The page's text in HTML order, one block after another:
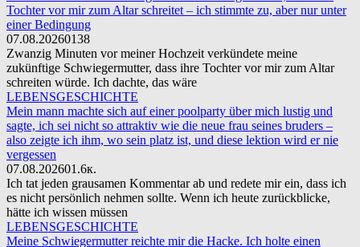
Tochter vor mir zum Altar schreitet – ich stimmte zu, aber nur unter
einer Bedingung
07.08.20260138
Zwanzig Minuten vor meiner Hochzeit verkündete meine
zukünftige Schwiegermutter, dass ihre Tochter vor mir zum Altar
schreiten würde. Ich dachte, das wäre
LEBENSGESCHICHTE
Mein mann machte sich auf einer poolparty über mich lustig und
sagte, ich sei nicht so attraktiv wie die neue frau seines bruders –
also zeigte ich ihm, wo sein platz ist, und diese lektion wird er nie
vergessen
07.08.202601.6к.
Ich tat jeden grausamen Kommentar ab und redete mir ein, dass ich
es nicht persönlich nehmen sollte. Wenn ich heute zurückblicke,
hätte ich wissen müssen
LEBENSGESCHICHTE
Meine Schwiegermutter reichte mir die Hacke. Ich holte einen